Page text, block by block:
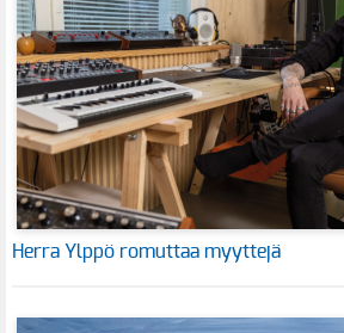
Herra Ylppö romuttaa myyttejä